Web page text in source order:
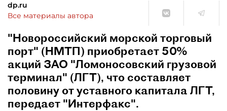
dp.ru
Все материалы автора
"Новороссийский морской торговый
порт" (НМТП) приобретает 50%
акций ЗАО "Ломоносовский грузовой
терминал" (ЛГТ), что составляет
половину от уставного капитала ЛГТ,
передает "Интерфакс".